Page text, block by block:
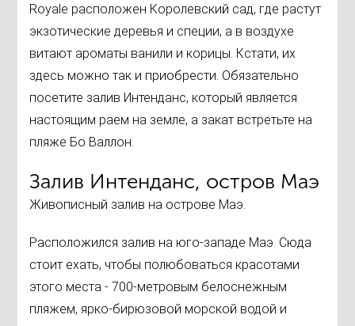
Royale расположен Королевский сад, где растут
экзотические деревья и специи, а в воздухе
витают ароматы ванили и корицы. Кстати, их
здесь можно так и приобрести. Обязательно
посетите залив Интенданс, который является
настоящим раем на земле, а закат встретьте на
пляже Бо Валлон.
Залив Интенданс, остров Маэ
Живописный залив на острове Маэ.
Расположился залив на юго-западе Маэ. Сюда
стоит ехать, чтобы полюбоваться красотами
этого места - 700-метровым белоснежным
пляжем, ярко-бирюзовой морской водой и